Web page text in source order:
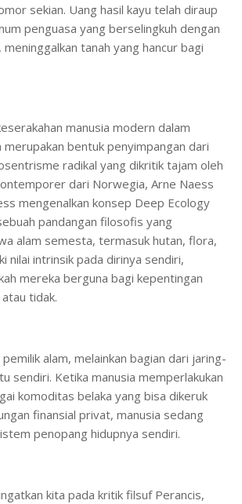
sekian. Uang hasil kayu telah diraup
penguasa yang berselingkuh dengan
tanah yang hancur bagi
manusia modern dalam
merupakan bentuk penyimpangan dari
radikal yang dikritik tajam oleh
dari Norwegia, Arne Naess
mengenalkan konsep Deep Ecology
pandangan filosofis yang
alam semesta, termasuk hutan, flora,
nilai intrinsik pada dirinya sendiri,
mereka berguna bagi kepentingan
tidak.
pemilik alam, melainkan bagian dari jaring-
sendiri. Ketika manusia memperlakukan
komoditas belaka yang bisa dikeruk
finansial privat, manusia sedang
penopang hidupnya sendiri.
kita pada kritik filsuf Perancis,